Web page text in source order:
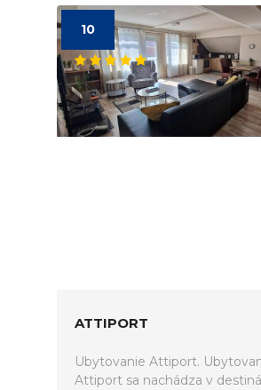
10
ATTIPORT
Ubytovanie Attiport.
Attiport sa nachádza v